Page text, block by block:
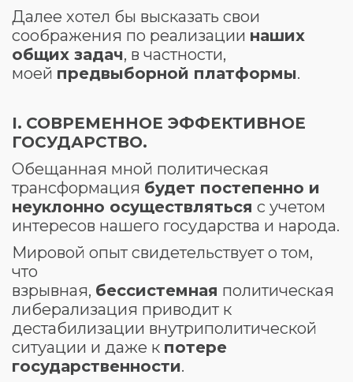
Далее хотел бы высказать свои
соображения по реализации наших
общих задач, в частности,
моей предвыборной платформы.
І. СОВРЕМЕННОЕ ЭФФЕКТИВНОЕ
ГОСУДАРСТВО.
Обещанная мной политическая
трансформация будет постепенно и
неуклонно осуществляться с учетом
интересов нашего государства и народа.
Мировой опыт свидетельствует о том,
что
взрывная, бессистемная политическая
либерализация приводит к
дестабилизации внутриполитической
ситуации и даже к потере
государственности.